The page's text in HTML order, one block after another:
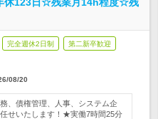
完全週休2日制 第二新卒歓迎
08/20
、債権管理、人事、システム企
せいたします！★実働7時間25分